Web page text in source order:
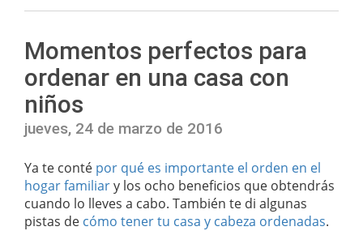
Momentos perfectos para
ordenar en una casa con
niños
jueves, 24 de marzo de 2016
Ya te conté por qué es importante el orden en el
hogar familiary los ocho beneficios que obtendrás
cuando lo lleves a cabo. También te di algunas
pistas de cómo tener tu casa y cabeza ordenadas.